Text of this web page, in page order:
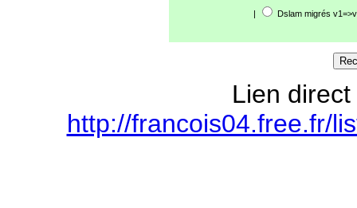
| Dslam migrés
Lien
http://francois04.free.fr/